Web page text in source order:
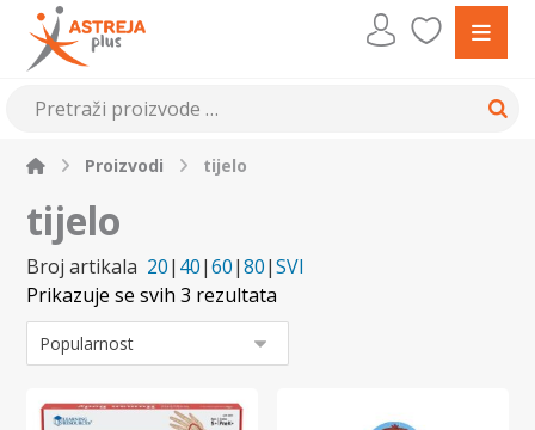
Proizvodi tijelo
tijelo
Broj artikala 20| 40|60|80|SVI
Prikazuje se svih 3 rezultata